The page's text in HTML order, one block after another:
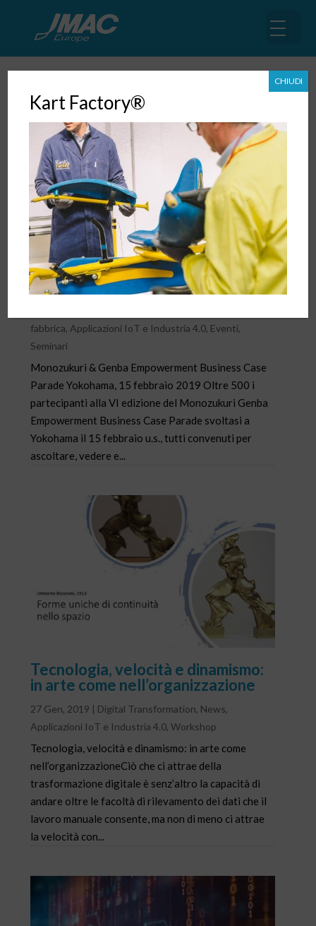
Esperienza che fa progredire: è
kaizen, con IoT
fabbrica, Applicazioni IoT e Industria 4.0, Eventi,
Seminari
Monozukuri & Genba Empowerment Business Case
Parade Yokohama, 15 febbraio 2019 Oltre 500 i
partecipanti alla VI edizione del Monozukuri Genba
Empowerment Business Case Parade svoltasi a
Yokohama il 15 febbraio u.s., tutti convenuti per
ascoltare, vedere e...
Tecnologia, velocità e dinamismo:
in arte come nell’organizzazione
27 Gen, 2019 | Digital Transformation, News,
Applicazioni IoT e Industria 4.0,Workshop
Tecnologia, velocità e dinamismo: in arte come
nell’organizzazioneCiò che ci attrae della
trasformazione digitale è senz’altro la capacità di
andare oltre le facoltà di rilevamento dei dati che il
lavoro manuale consente, ma non di meno ci attrae
la velocità con...
Kart Factory®
CHIUDI